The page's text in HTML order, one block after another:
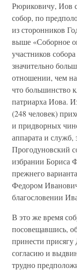
Рюриковичу, Иов
собор, по
из сторонников
выше «Соборное
участников
значительно
отношении, чем
что большинство
патриарха Иова.
(248 человек)
и придворных
аппарата и
Прогодуновский
избрании Бориса
прежнего
Федором
благословении
В это же время
посовещавшись,
принести
согласию и
трудно